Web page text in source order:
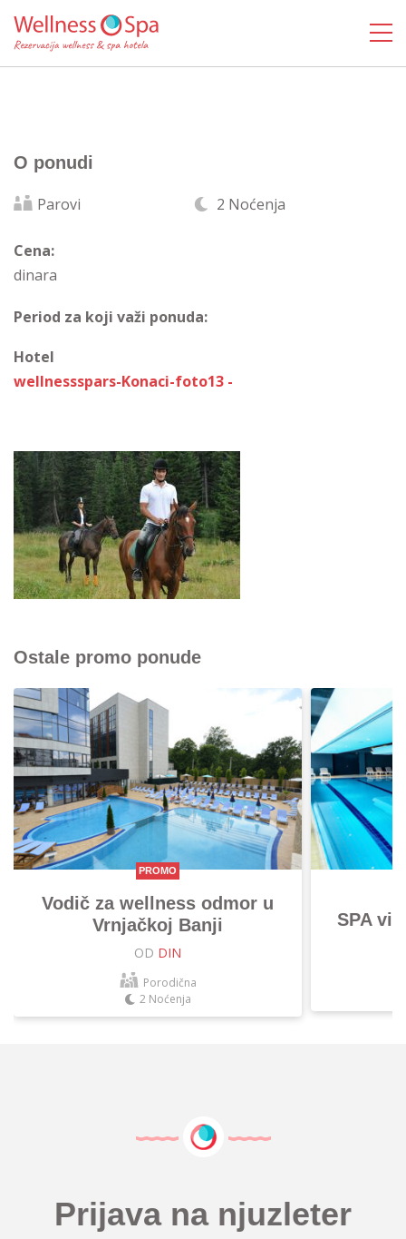
O ponudi
Parovi 2 Noćenja
Cena:
dinara
Period za koji važi ponuda:
Hotel
wellnessspars-Konaci-foto13 -
Ostale promo ponude
PROMO
Vodič za wellness odmor u
Vrnjačkoj Banji
OD DIN
Porodična
2 Noćenja
SPA
Prijava na njuzleter